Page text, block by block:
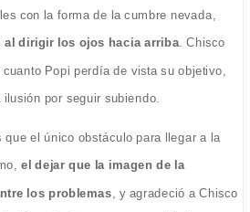
con la forma de la cumbre nevada,
dirigir los ojos hacia arriba . Chisco
Popi perdía de vista su objetivo,
por seguir subiendo.
que el único obstáculo para llegar a la
el dejar que la imagen de la
los problemas , y agradeció a Chisco